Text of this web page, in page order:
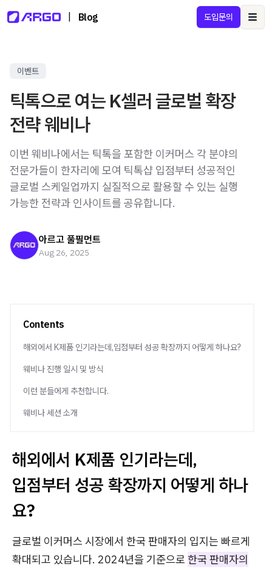
Blog 도입문의
이벤트
틱톡으로 여는 K셀러 글로벌 확장
전략 웨비나
이번 웨비나에서는 틱톡을 포함한 이커머스 각 분야의
전문가들이 한자리에 모여 틱톡샵 입점부터 성공적인
글로벌 스케일업까지 실질적으로 활용할 수 있는 실행
가능한 전략과 인사이트를 공유합니다.
아르고 풀필먼트
Aug 26, 2025
Contents
해외에서 K제품 인기라는데,입점부터 성공 확장까지 어떻게 하나요?
웨비나 진행 일시 및 방식
이런 분들에게 추천합니다.
웨비나 세션 소개
해외에서 K제품 인기라는데,
입점부터 성공 확장까지 어떻게 하나
요?
글로벌 이커머스 시장에서 한국 판매자의 입지는 빠르게
확대되고 있습니다. 2024년을 기준으로 한국 판매자의